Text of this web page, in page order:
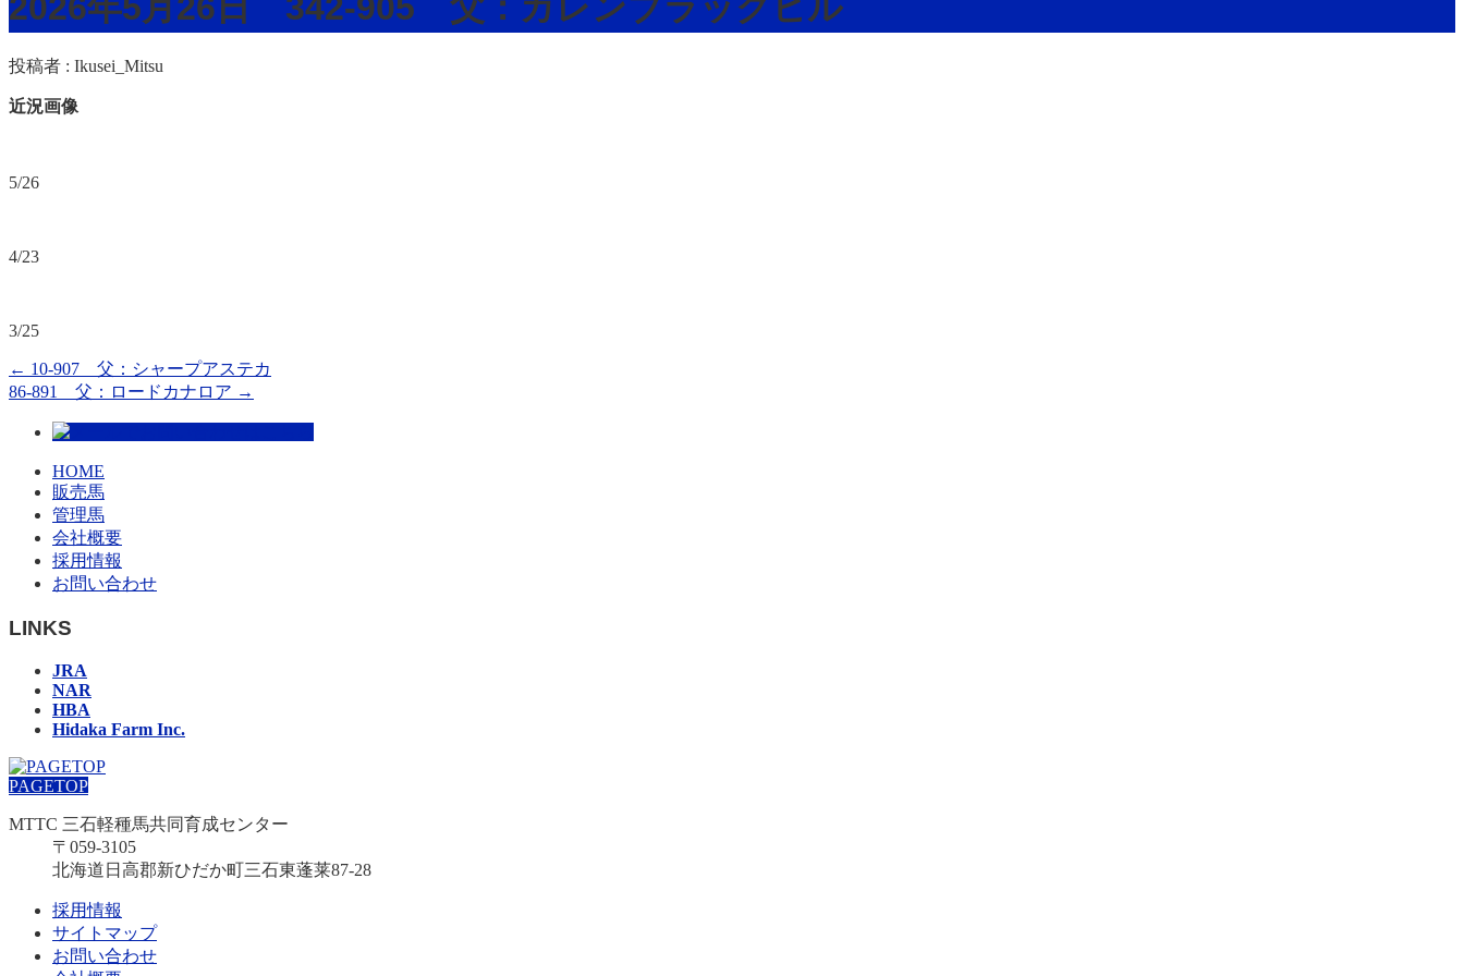
投稿者 : Ikusei_Mitsu
近況画像
5/26
4/23
3/25
← 10-907 父：シャープアステカ
86-891 父：ロードカナロア →
HOME
販売馬
管理馬
会社概要
採用情報
お問い合わせ
LINKS
JRA
NAR
HBA
Hidaka Farm Inc.
PAGETOP
MTTC 三石軽種馬共同育成センター
〒059-3105
北海道日高郡新ひだか町三石東蓬莱87-28
採用情報
サイトマップ
お問い合わせ